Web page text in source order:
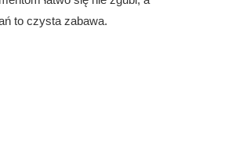
to czysta zabawa.